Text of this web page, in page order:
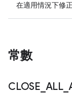
在適用情況下修
常數
CLOSE ALL_